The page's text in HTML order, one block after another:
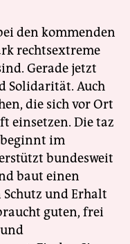
den kommenden
rechtsextreme
Gerade jetzt
Solidarität. Auch
die sich vor Ort
einsetzen. Die taz
im
bundesweit
baut einen
und Erhalt
guten, frei